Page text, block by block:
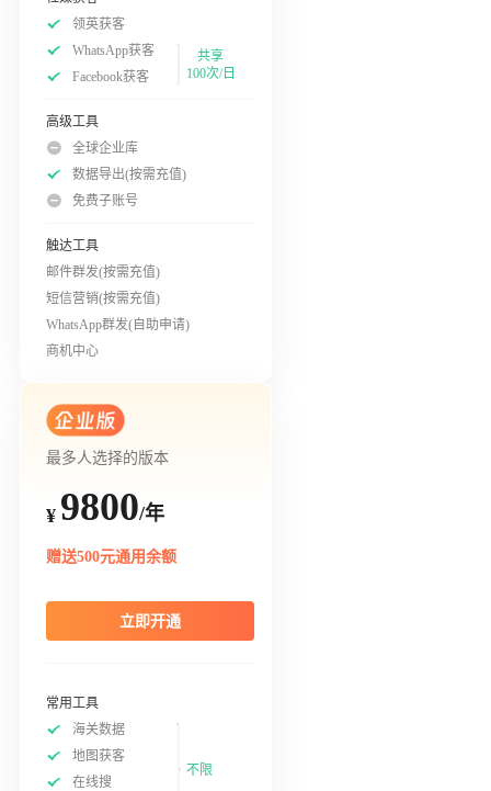
领英获客
WhatsApp获客
Facebook获客
共享
100次/日
高级工具
全球企业库
数据导出(按需充值)
免费子账号
触达工具
邮件群发(按需充值)
短信营销(按需充值)
WhatsApp群发(自助申请)
商机中心
最多人选择的版本
¥ 9800/年
赠送500元通用余额
立即开通
常用工具
海关数据
地图获客
在线搜
不限